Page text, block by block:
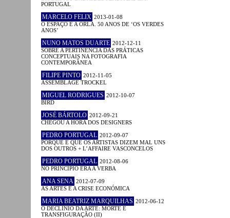
PORTUGAL
MARCELO FELIX 2013-01-08
O ESPAÇO E A ORLA. 50 ANOS DE ‘OS VERDES
ANOS’
NUNO MATOS DUARTE 2012-12-11
SOBRE A PERTINÊNCIA DAS PRÁTICAS
CONCEPTUAIS NA FOTOGRAFIA
CONTEMPORÂNEA
FILIPE PINTO 2012-11-05
ASSEMBLAGE TROCKEL
MIGUEL RODRIGUES 2012-10-07
BIRD
JOSÉ BÁRTOLO 2012-09-21
CHEGOU A HORA DOS DESIGNERS
PEDRO PORTUGAL 2012-09-07
PORQUE É QUE OS ARTISTAS DIZEM MAL UNS
DOS OUTROS + L’AFFAIRE VASCONCELOS
PEDRO PORTUGAL 2012-08-06
NO PRINCÍPIO ERA A VERBA
ANA SENA 2012-07-09
AS ARTES E A CRISE ECONÓMICA
MARIA BEATRIZ MARQUILHAS 2012-06-12
O DECLÍNIO DA ARTE: MORTE E
TRANSFIGURAÇÃO (II)